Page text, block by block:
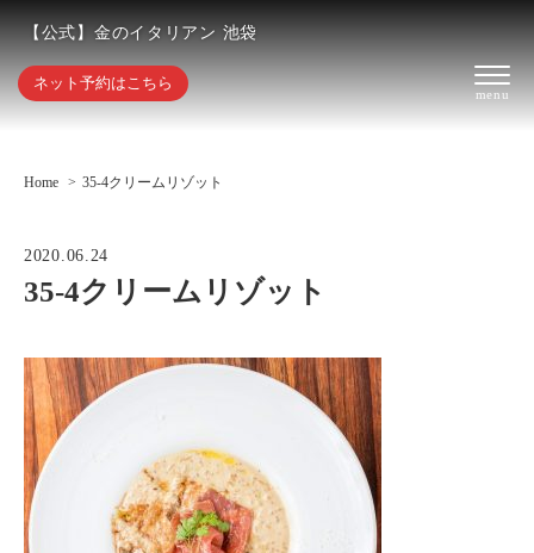
【公式】金のイタリアン 池袋
ネット予約はこちら
Home 35-4クリームリゾット
2020.06.24
35-4クリームリゾット